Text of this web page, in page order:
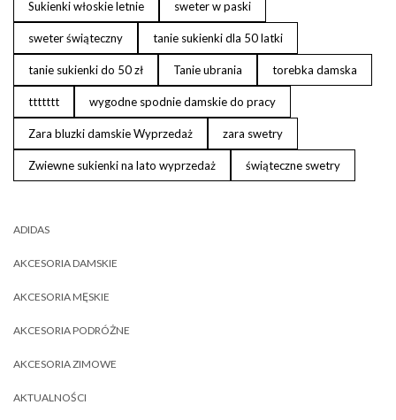
Sukienki włoskie letnie sweter w paski
sweter świąteczny tanie sukienki dla 50 latki
tanie sukienki do 50 zł Tanie ubrania torebka damska
ttttttt wygodne spodnie damskie do pracy
Zara bluzki damskie Wyprzedaż zara swetry
Zwiewne sukienki na lato wyprzedaż świąteczne swetry
ADIDAS
AKCESORIA DAMSKIE
AKCESORIA MĘSKIE
AKCESORIA PODRÓŻNE
AKCESORIA ZIMOWE
AKTUALNOŚCI